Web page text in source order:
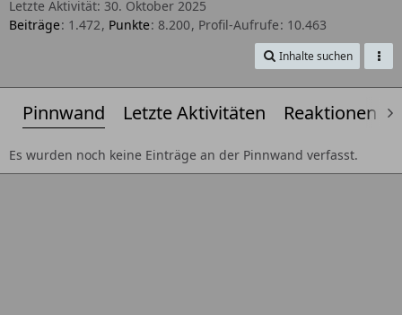
Letzte Aktivität: 30. Oktober 2025
Beiträge 1.472 Punkte 8.200 Profil-Aufrufe 10.463
Inhalte suchen
Pinnwand Letzte Aktivitäten Reaktionen
Es wurden noch keine Einträge an der Pinnwand verfasst.